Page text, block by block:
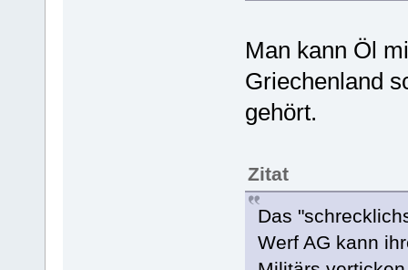
Man kann Öl
Griechenland
gehört.
Zitat
Das
Werf AG kann